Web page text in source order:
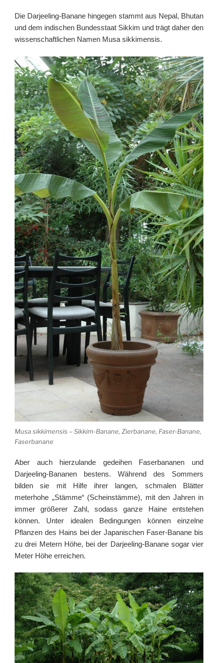
Die Darjeeling-Banane hingegen stammt aus Nepal, Bhutan
und dem indischen Bundesstaat Sikkim und trägt daher den
wissenschaftlichen Namen Musa sikkimensis.
Musa sikkimensis – Sikkim-Banane, Zierbanane, Faser-Banane,
Faserbanane
Aber auch hierzulande gedeihen Faserbananen und
Darjeeling-Bananen bestens. Während des Sommers
bilden sie mit Hilfe ihrer langen, schmalen Blätter
meterhohe „Stämme“ (Scheinstämme), mit den Jahren in
immer größerer Zahl, sodass ganze Haine entstehen
können. Unter idealen Bedingungen können einzelne
Pflanzen des Hains bei der Japanischen Faser-Banane bis
zu drei Metern Höhe, bei der Darjeeling-Banane sogar vier
Meter Höhe erreichen.